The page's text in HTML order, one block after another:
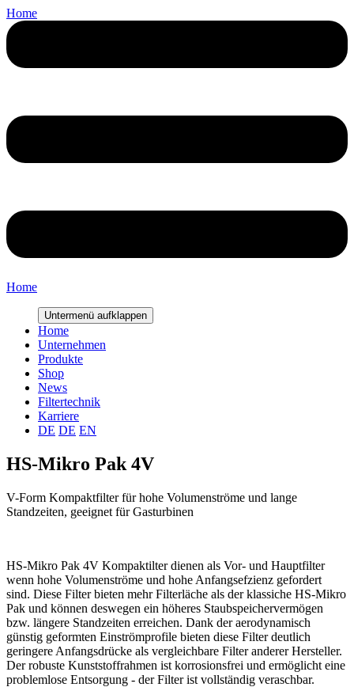
Home
Home
Untermenü aufklappen
Home
Unternehmen
Produkte
Shop
News
Filtertechnik
Karriere
DE DE EN
HS-Mikro Pak 4V
V-Form Kompaktfilter für hohe Volumenströme und lange
Standzeiten, geeignet für Gasturbinen
HS-Mikro Pak 4V Kompaktilter dienen als Vor- und Hauptfilter
wenn hohe Volumenströme und hohe Anfangsefzienz gefordert
sind. Diese Filter bieten mehr Filterläche als der klassiche HS-Mikro
Pak und können deswegen ein höheres Staubspeichervermögen
bzw. längere Standzeiten erreichen. Dank der aerodynamisch
günstig geformten Einströmprofile bieten diese Filter deutlich
geringere Anfangsdrücke als vergleichbare Filter anderer Hersteller.
Der robuste Kunststoffrahmen ist korrosionsfrei und ermöglicht eine
problemlose Entsorgung - der Filter ist vollständig veraschbar.